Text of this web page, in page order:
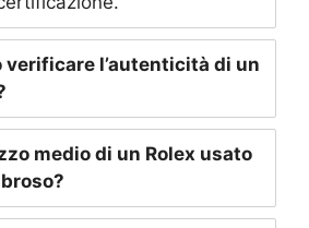
verificare l’autenticità di un
medio di un Rolex usato